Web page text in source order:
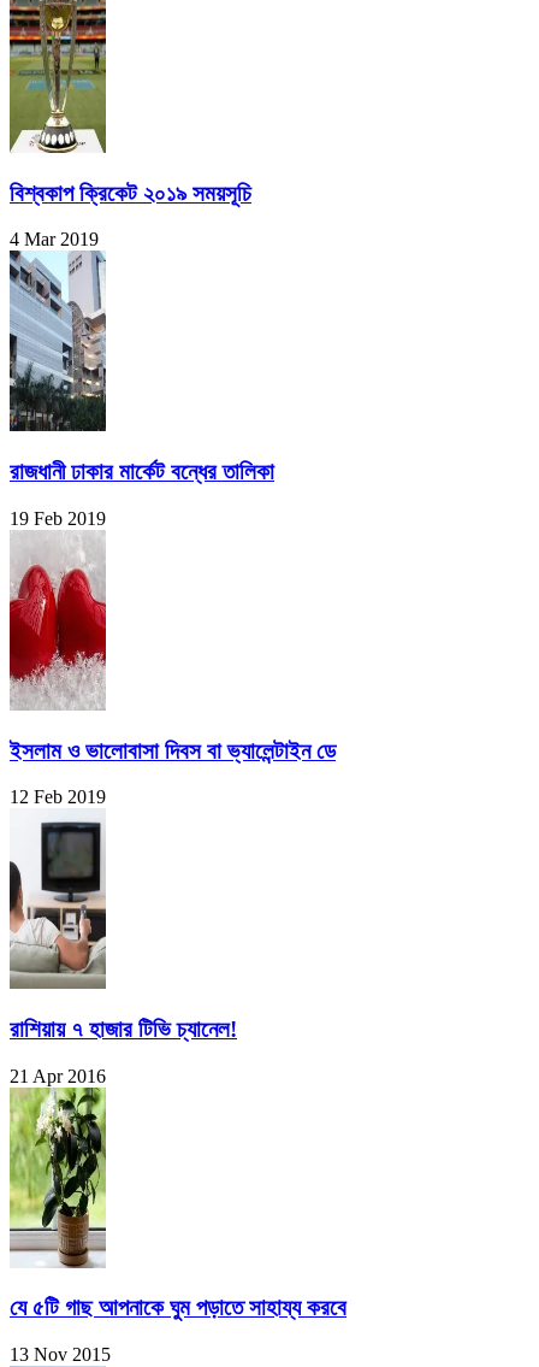
বিশ্বকাপ ক্রিকেট ২০১৯ সময়সূচি
4 Mar 2019
রাজধানী ঢাকার মার্কেট বন্ধের তালিকা
19 Feb 2019
ইসলাম ও ভালোবাসা দিবস বা ভ্যালেন্টাইন ডে
12 Feb 2019
রাশিয়ায় ৭ হাজার টিভি চ্যানেল!
21 Apr 2016
যে ৫টি গাছ আপনাকে ঘুম পড়াতে সাহায্য করবে
13 Nov 2015